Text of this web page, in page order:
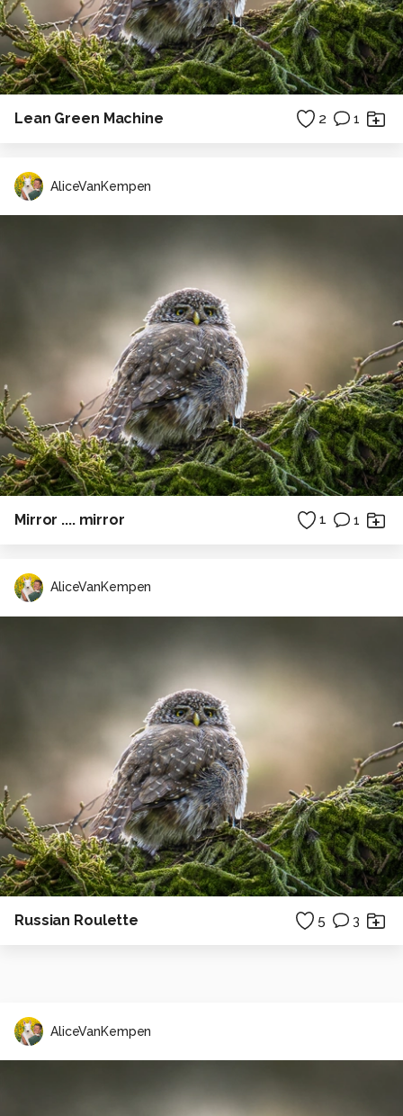
Lean Green Machine 2 1
AliceVanKempen
Mirror .... mirror 1 1
AliceVanKempen
Russian Roulette 5 3
AliceVanKempen